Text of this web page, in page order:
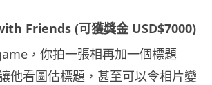
Friends (可獲獎金 USD$7000)
，你拍一張相再加一個標題
他看圖估標題，甚至可以令相片變